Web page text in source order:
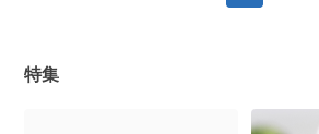
特集